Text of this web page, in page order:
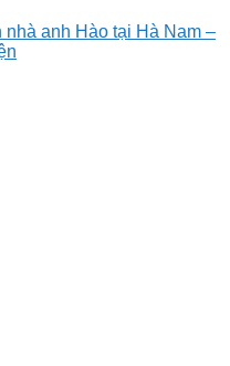
anh Hào tại Hà Nam –